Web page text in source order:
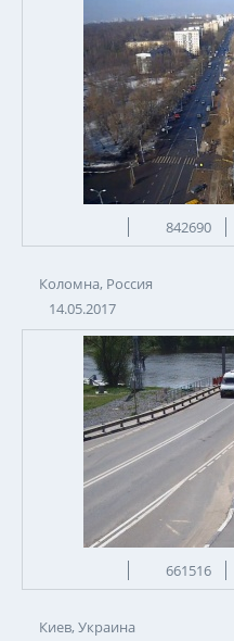
842690
Коломна, Россия
14.05.2017
661516
Киев, Украина